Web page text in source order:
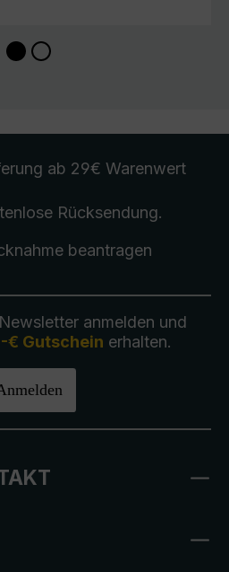
ab 29€ Warenwert
Rücksendung.
beantragen
anmelden und
€ Gutschein erhalten.